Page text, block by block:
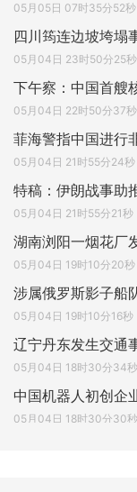
05月05日 07时35分52秒
四川筠连边坡垮塌
05月04日 23时50分25秒
下午察：中国首艘
05月04日 22时50分37秒
菲海警指中国进行
05月04日 21时55分24秒
特稿：伊朗战事助
05月04日 21时55分21秒
湖南浏阳一烟花厂
05月04日 19时10分20秒
涉属俄罗斯影子船
05月04日 19时10分16秒
辽宁丹东发生交通
05月04日 18时30分34秒
中国机器人初创企
05月04日 18时30分30秒